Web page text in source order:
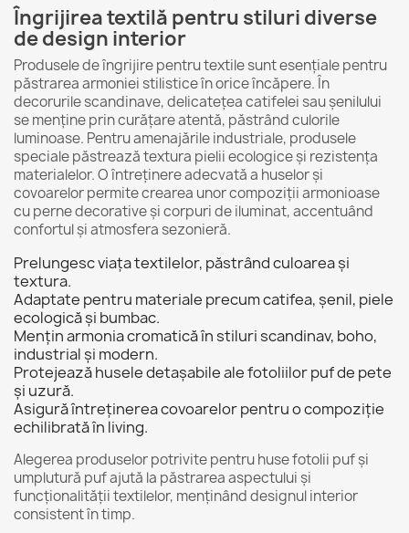
Îngrijirea textilă pentru stiluri diverse
de design interior
Produsele de îngrijire pentru textile sunt esențiale pentru
păstrarea armoniei stilistice în orice încăpere. În
decorurile scandinave, delicatețea catifelei sau șenilului
se menține prin curățare atentă, păstrând culorile
luminoase. Pentru amenajările industriale, produsele
speciale păstrează textura pielii ecologice și rezistența
materialelor. O întreținere adecvată a huselor și
covoarelor permite crearea unor compoziții armonioase
cu perne decorative și corpuri de iluminat, accentuând
confortul și atmosfera sezonieră.
Prelungesc viața textilelor, păstrând culoarea și
textura.
Adaptate pentru materiale precum catifea, șenil, piele
ecologică și bumbac.
Mențin armonia cromatică în stiluri scandinav, boho,
industrial și modern.
Protejează husele detașabile ale fotoliilor puf de pete
și uzură.
Asigură întreținerea covoarelor pentru o compoziție
echilibrată în living.
Alegerea produselor potrivite pentruhuse fotolii pufși
umplutură pufajută la păstrarea aspectului și
funcționalității textilelor, menținând designul interior
consistent în timp.